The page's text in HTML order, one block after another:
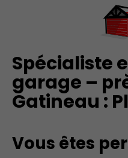
Spécialiste
garage –
Gatineau :
Vous êtes